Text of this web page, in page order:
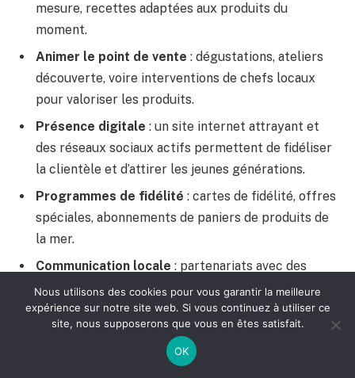
mesure, recettes adaptées aux produits du
moment.
Animer le point de vente : dégustations, ateliers
découverte, voire interventions de chefs locaux
pour valoriser les produits.
Présence digitale : un site internet attrayant et
des réseaux sociaux actifs permettent de fidéliser
la clientèle et d’attirer les jeunes générations.
Programmes de fidélité : cartes de fidélité, offres
spéciales, abonnements de paniers de produits de
la mer.
Communication locale : partenariats avec des
restaurants, marchés et événements associatifs
locaux pour élargir sa visibilité.
À noter que pour élaborer des recettes exclusives et
Nous utilisons des cookies pour vous garantir la meilleure
expérience sur notre site web. Si vous continuez à utiliser ce
site, nous supposerons que vous en êtes satisfait.
OK